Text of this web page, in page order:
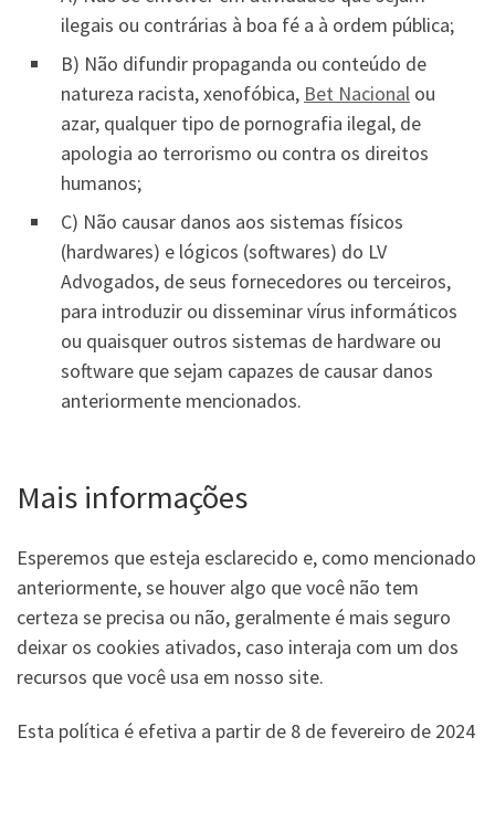
ilegais ou contrárias à boa fé a à ordem pública;
B) Não difundir propaganda ou conteúdo de
natureza racista, xenofóbica, Bet Nacional ou
azar, qualquer tipo de pornografia ilegal, de
apologia ao terrorismo ou contra os direitos
humanos;
C) Não causar danos aos sistemas físicos
(hardwares) e lógicos (softwares) do LV
Advogados, de seus fornecedores ou terceiros,
para introduzir ou disseminar vírus informáticos
ou quaisquer outros sistemas de hardware ou
software que sejam capazes de causar danos
anteriormente mencionados.
Mais informações
Esperemos que esteja esclarecido e, como mencionado
anteriormente, se houver algo que você não tem
certeza se precisa ou não, geralmente é mais seguro
deixar os cookies ativados, caso interaja com um dos
recursos que você usa em nosso site.
Esta política é efetiva a partir de 8 de fevereiro de 2024